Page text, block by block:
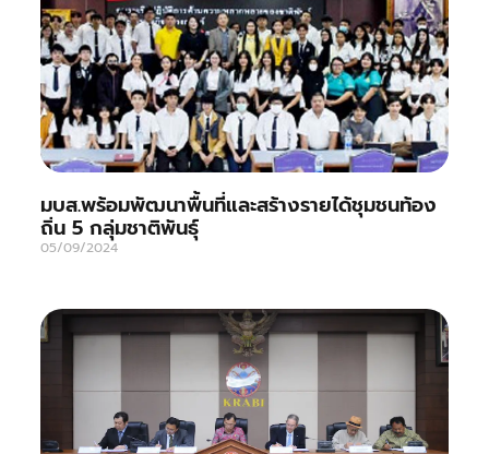
มบส.พร้อมพัฒนาพื้นที่และสร้างรายได้ชุมชนท้อง
ถิ่น 5 กลุ่มชาติพันธุ์
05/09/2024